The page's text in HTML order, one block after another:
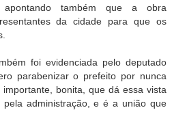
apontando também que a obra
da cidade para que os
foi evidenciada pelo deputado
parabenizar o prefeito por nunca
bonita, que dá essa vista
pela administração, e é a união que